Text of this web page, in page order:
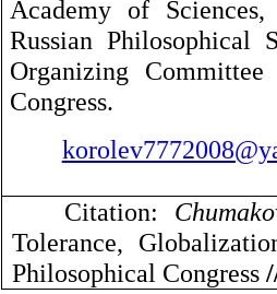
Academy of
Russian Philosophical
Organizing
Congress.
Citation:
Tolerance,
Philosophical Congress